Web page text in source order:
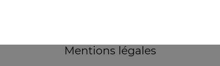
Mentions légales